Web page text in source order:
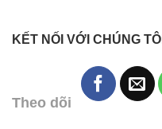
KẾT NỐI VỚI CHÚNG TÔI
Theo dõi